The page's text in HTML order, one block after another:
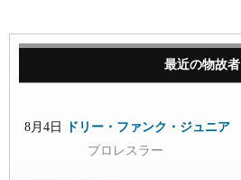
最近の物故者
8月4日
ドリー・ファンク・ジュニア
プロレスラー